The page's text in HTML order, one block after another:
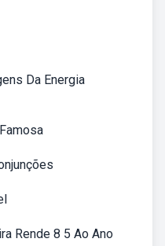
Da Energia
Rende 8 5 Ao Ano